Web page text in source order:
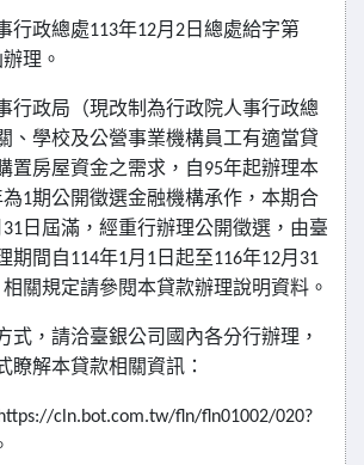
行政總處113年12月 2 日總處給字第
理。
行政局（現改制為行政院人事行政總
、學校及公營事業機構員工有適當貸
置房屋資金之需求，自95年起辦理本
1期公開徵選金融機構承作，本期合
31 日屆滿，經重行辦理公開徵選，由臺
期間自114年1月 1 日起至116年12月 31
關規定請參閱本貸款辦理說明資料。
式，請洽臺銀公司國內各分行辦理，
瞭解本貸款相關資訊：
https://cln.bot.com.tw/fln/fln01002/020?